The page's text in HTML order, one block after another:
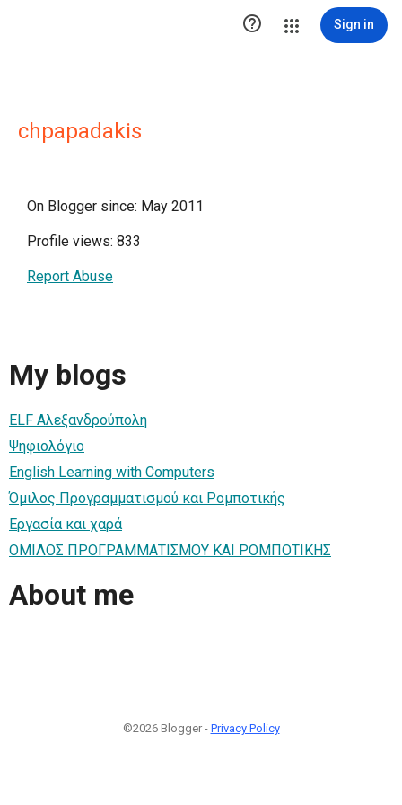
 Sign in
chpapadakis
On Blogger since: May 2011
Profile views: 833
Report Abuse
My blogs
ELF Αλεξανδρούπολη
Ψηφιολόγιο
English Learning with Computers
Όμιλος Προγραμματισμού και Ρομποτικής
Εργασία και χαρά
ΟΜΙΛΟΣ ΠΡΟΓΡΑΜΜΑΤΙΣΜΟΥ ΚΑΙ ΡΟΜΠΟΤΙΚΗΣ
About me
©2026 Blogger - Privacy Policy